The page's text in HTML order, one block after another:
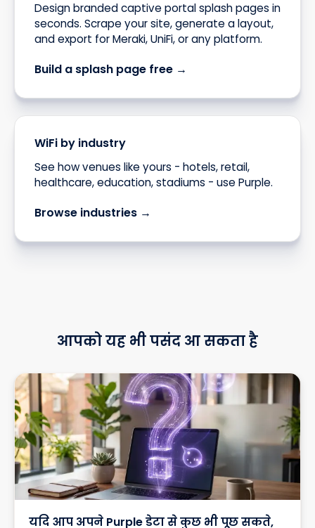
Design branded captive portal splash pages in
seconds. Scrape your site, generate a layout,
and export for Meraki, UniFi, or any platform.
Build a splash page free →
WiFi by industry
See how venues like yours - hotels, retail,
healthcare, education, stadiums - use Purple.
Browse industries →
आपको यह भी पसंद आ सकता है
यदि आप अपने Purple डेटा से कुछ भी पूछ सकते,